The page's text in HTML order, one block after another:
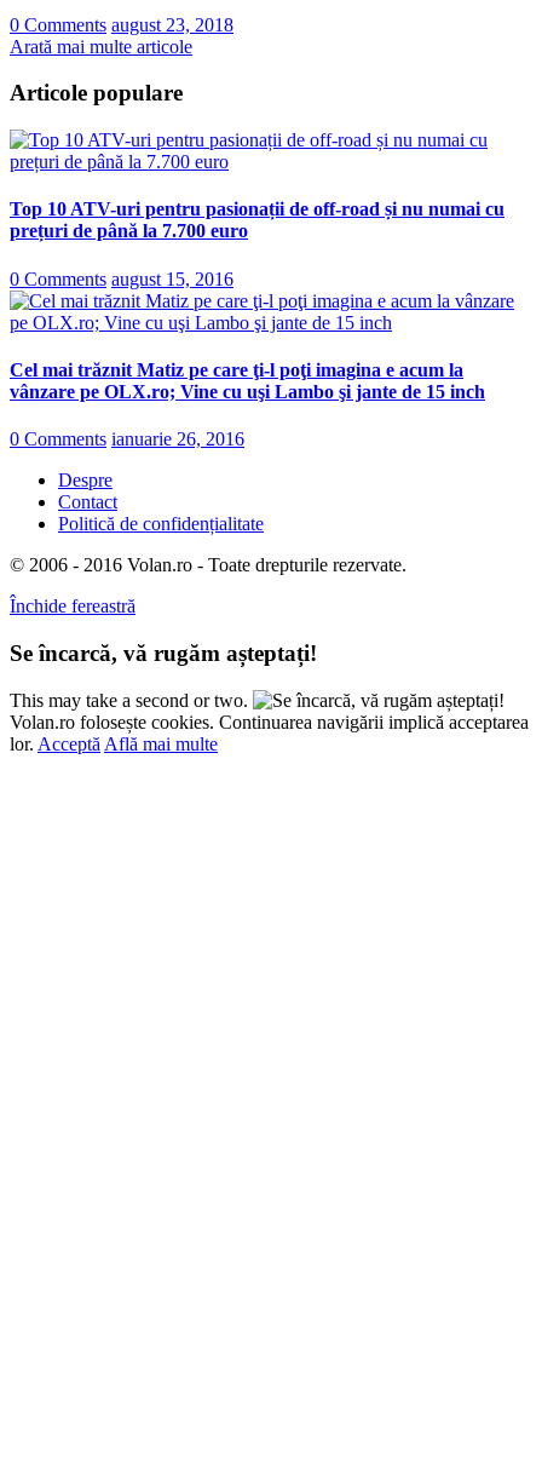
0 Comments august 23, 2018
Arată mai multe articole
Articole populare
Top 10 ATV-uri pentru pasionații de off-road și nu numai cu
prețuri de până la 7.700 euro
0 Comments august 15, 2016
Cel mai trăznit Matiz pe care ţi-l poţi imagina e acum la
vânzare pe OLX.ro; Vine cu uşi Lambo şi jante de 15 inch
0 Comments ianuarie 26, 2016
Despre
Contact
Politică de confidențialitate
© 2006 - 2016 Volan.ro - Toate drepturile rezervate.
Închide fereastră
Se încarcă, vă rugăm așteptați!
This may take a second or two.
Volan.ro folosește cookies. Continuarea navigării implică acceptarea
lor. Acceptă Află mai multe